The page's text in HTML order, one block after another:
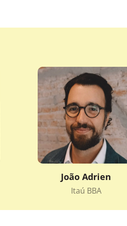
João Adrien
Itaú BBA